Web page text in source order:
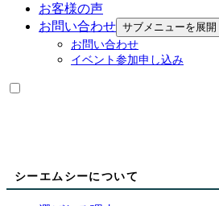
お客様の声
お問い合わせ サブメニューを展開
お問い合わせ
イベント参加申し込み
シーエムシーについて